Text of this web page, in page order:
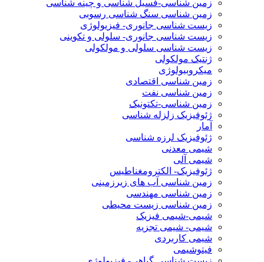
زمین شناسی-فسیل شناسی و چینه شناسی
زمین شناسی سنگ شناسی رسوبی
زیست شناسی جانوری- فیزیولوژی
زیست شناسی جانوری- سلولی و تکوینی
زیست شناسی سلولی و مولکولی
ژنتیک مولکولی
میکروبیولوژی
زمین شناسی اقتصادی
زمین شناسی نفت
زمین شناسی-تکتونیک
ژئوفیزیک زلزله شناسی
آمار
ژئوفیزیک لرزه شناسی
شیمی معدنی
شیمی آلی
ژئوفیزیک- الکترومغناطیس
زمین شناسی آب های زیرزمینی
زمین شناسی مهندسی
زمین شناسی زیست محیطی
شیمی-شیمی فیزیک
شیمی- شیمی تجزیه
شیمی کاربردی
فیتوشیمی